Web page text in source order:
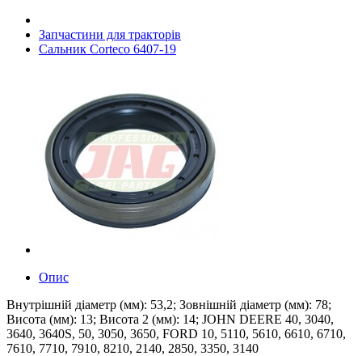
Запчастини для тракторів
Сальник Corteco 6407-19
Опис
Внутрішній діаметр (мм): 53,2; Зовнішній діаметр (мм): 78;
Висота (мм): 13; Висота 2 (мм): 14; JOHN DEERE 40, 3040,
3640, 3640S, 50, 3050, 3650, FORD 10, 5110, 5610, 6610, 6710,
7610, 7710, 7910, 8210, 2140, 2850, 3350, 3140